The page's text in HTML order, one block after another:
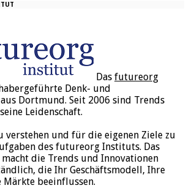
Das futureorg
Denk- und
Dortmund. Seit 2006 sind Trends
Leidenschaft.
verstehen und für die eigenen Ziele zu
des futureorg Instituts. Das
die Trends und Innovationen
die Ihr Geschäftsmodell, Ihre
beeinflussen.